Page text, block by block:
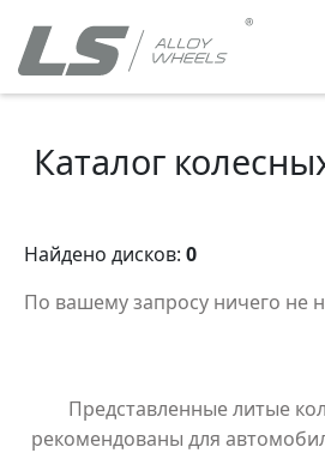
Каталог
Найдено дисков: 0
По вашему запросу ничего не
Представленные литые
рекомендованы для